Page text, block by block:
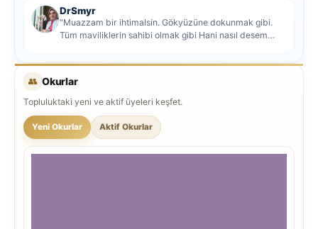
DrSmyr
"Muazzam bir ihtimalsin. Gökyüzüne dokunmak gibi.
Tüm maviliklerin sahibi olmak gibi Hani nasıl desem
👥 Okurlar
Topluluktaki yeni ve aktif üyeleri keşfet.
Yeni Okurlar Aktif Okurlar